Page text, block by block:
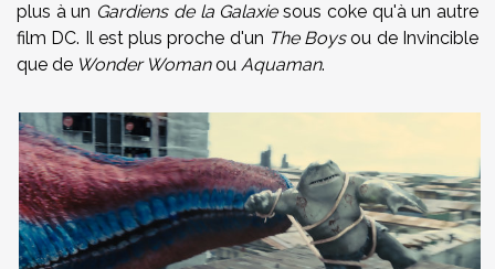
plus à un Gardiens de la Galaxiesous coke qu'à un autre
film DC. Il est plus proche d'un The Boysou de Invincible
que de Wonder Womanou Aquaman.